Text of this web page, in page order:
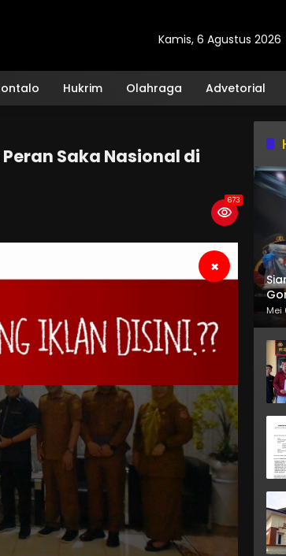
Kamis, 6 Agustus 2026
Hukrim Olahraga Advetorial
Saka Nasional di
673
×
Mei